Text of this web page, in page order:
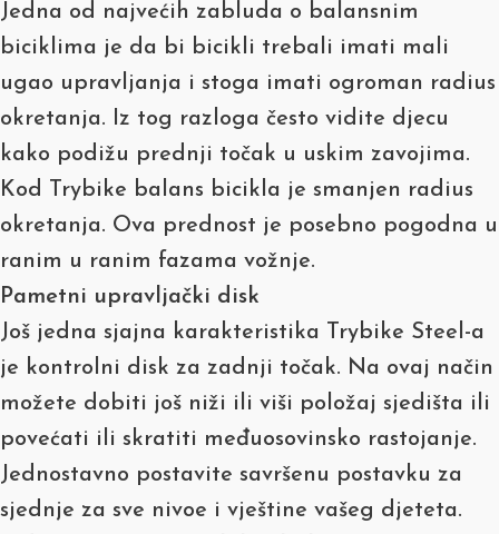
Jedna od najvećih zabluda o balansnim
biciklima je da bi bicikli trebali imati mali
ugao upravljanja i stoga imati ogroman radius
okretanja. Iz tog razloga često vidite djecu
kako podižu prednji točak u uskim zavojima.
Kod Trybike balans bicikla je smanjen radius
okretanja. Ova prednost je posebno pogodna u
ranim u ranim fazama vožnje.
Pametni upravljački disk
Još jedna sjajna karakteristika Trybike Steel-a
je kontrolni disk za zadnji točak. Na ovaj način
možete dobiti još niži ili viši položaj sjedišta ili
povećati ili skratiti međuosovinsko rastojanje.
Jednostavno postavite savršenu postavku za
sjednje za sve nivoe i vještine vašeg djeteta.